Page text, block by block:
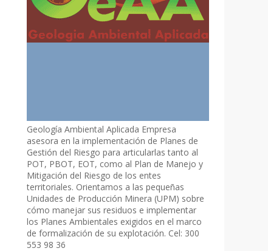
Geología Ambiental Aplicada Empresa
asesora en la implementación de Planes de
Gestión del Riesgo para articularlas tanto al
POT, PBOT, EOT, como al Plan de Manejo y
Mitigación del Riesgo de los entes
territoriales. Orientamos a las pequeñas
Unidades de Producción Minera (UPM) sobre
cómo manejar sus residuos e implementar
los Planes Ambientales exigidos en el marco
de formalización de su explotación. Cel: 300
553 98 36